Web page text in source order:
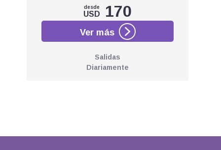
desde
USD 170
Salidas
Diariamente